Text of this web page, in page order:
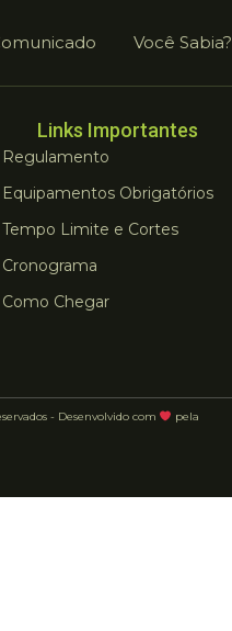
Você Sabia?
Links Importantes
Regulamento
Equipamentos Obrigatórios
Tempo Limite e Cortes
Cronograma
Como Chegar
- Desenvolvido com pela